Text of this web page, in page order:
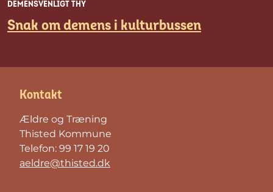
DEMENSVENLIGT THY
Snak om demens i kulturbussen
Kontakt
Ældre og Træning
Thisted Kommune
Telefon: 99 17 19 20
aeldre@thisted.dk